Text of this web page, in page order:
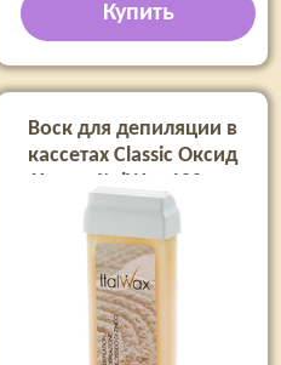
Купить
Воск для депиляции в
кассетах Classic Оксид
Цинка ItalWax 100 мл